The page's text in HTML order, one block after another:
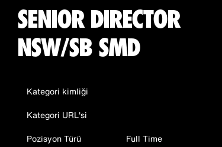
SENIOR DIRECTOR
NSW/SB SMD
Kategori kimliği
Kategori URL'si
Pozisyon Türü
Full Time